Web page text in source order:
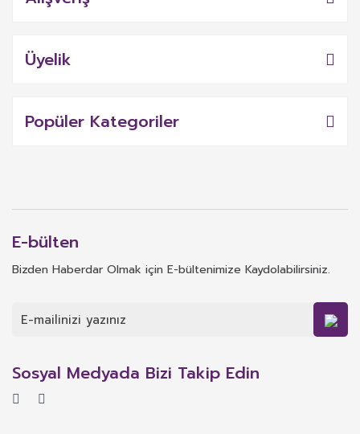
Üyelik
Popüler Kategoriler
E-bülten
Bizden Haberdar Olmak için E-bültenimize Kaydolabilirsiniz.
Sosyal Medyada Bizi Takip Edin